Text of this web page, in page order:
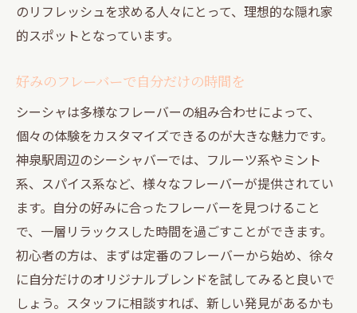
のリフレッシュを求める人々にとって、理想的な隠れ家
的スポットとなっています。
好みのフレーバーで自分だけの時間を
シーシャは多様なフレーバーの組み合わせによって、
個々の体験をカスタマイズできるのが大きな魅力です。
神泉駅周辺のシーシャバーでは、フルーツ系やミント
系、スパイス系など、様々なフレーバーが提供されてい
ます。自分の好みに合ったフレーバーを見つけること
で、一層リラックスした時間を過ごすことができます。
初心者の方は、まずは定番のフレーバーから始め、徐々
に自分だけのオリジナルブレンドを試してみると良いで
しょう。スタッフに相談すれば、新しい発見があるかも